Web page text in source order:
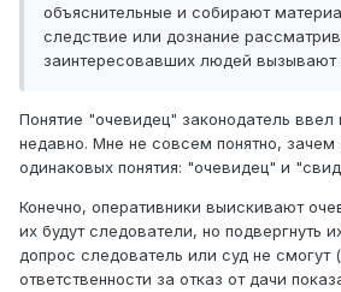
объяснительные и собирают
следствие или дознание
заинтересовавших людей вызывают
Понятие "очевидец" законодатель
недавно. Мне не совсем понятно,
одинаковых понятия: "очевидец" и
Конечно, оперативники выискивают
их будут следователи, но подвергнуть
допрос следователь или суд не смогут
ответственности за отказ от дачи